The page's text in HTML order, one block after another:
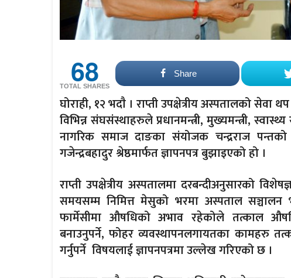
68
TOTAL SHARES
Share
घोराही, १२ भदाै । राप्ती उपक्षेत्रीय अस्पतालको
विभिन्न संघसंस्थाहरुले प्रधानमन्त्री, मुख्यमन्त्री,
नागरिक समाज दाङका संयोजक चन्द्रराज
गजेन्द्रबहादुर श्रेष्ठमार्फत ज्ञापनपत्र बुझाइएको हो ।
राप्ती उपक्षेत्रीय अस्पतालमा दरबन्दीअनुसारको
समयसम्म निमित्त मेसुको भरमा अस्पताल
फार्मेसीमा औषधिको अभाव रहेकोले तत्काल
बनाउनुपर्ने, फोहर व्यवस्थापनलगायतका कामहरु
गर्नुपर्ने विषयलाई ज्ञापनपत्रमा उल्लेख गरिएको छ ।